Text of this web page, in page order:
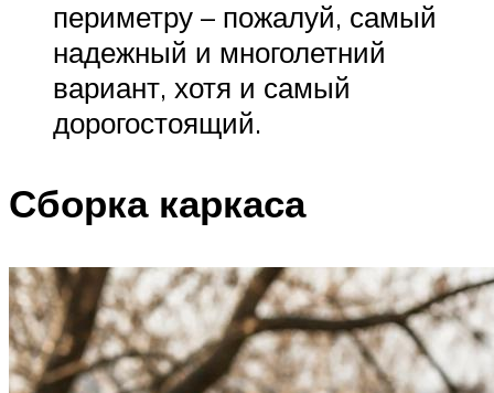
периметру – пожалуй, самый
надежный и многолетний
вариант, хотя и самый
дорогостоящий.
Сборка каркаса